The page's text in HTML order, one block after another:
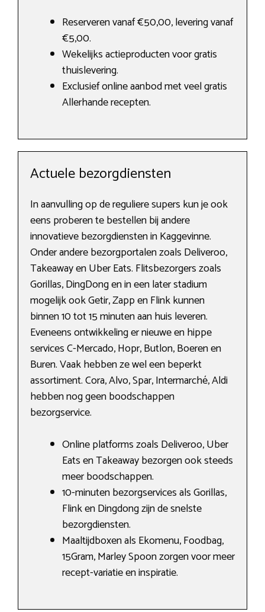
Reserveren vanaf €50,00, levering vanaf
€5,00.
Wekelijks actieproducten voor gratis
thuislevering.
Exclusief online aanbod met veel gratis
Allerhande recepten.
Actuele bezorgdiensten
In aanvulling op de reguliere supers kun je ook
eens proberen te bestellen bij andere
innovatieve bezorgdiensten in Kaggevinne.
Onder andere bezorgportalen zoals Deliveroo,
Takeaway en Uber Eats. Flitsbezorgers zoals
Gorillas, DingDong en in een later stadium
mogelijk ook Getir, Zapp en Flink kunnen
binnen 10 tot 15 minuten aan huis leveren.
Eveneens ontwikkeling er nieuwe en hippe
services C-Mercado, Hopr, Butlon, Boeren en
Buren. Vaak hebben ze wel een beperkt
assortiment. Cora, Alvo, Spar, Intermarché, Aldi
hebben nog geen boodschappen
bezorgservice.
Online platforms zoals Deliveroo, Uber
Eats en Takeaway bezorgen ook steeds
meer boodschappen.
10-minuten bezorgservices als Gorillas,
Flink en Dingdong zijn de snelste
bezorgdiensten.
Maaltijdboxen als Ekomenu, Foodbag,
15Gram, Marley Spoon zorgen voor meer
recept-variatie en inspiratie.